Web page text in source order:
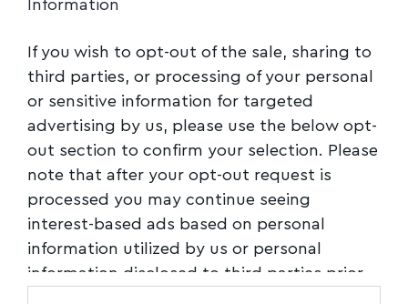
Information
If you wish to opt-out of the sale, sharing to
third parties, or processing of your personal
or sensitive information for targeted
advertising by us, please use the below opt-
out section to confirm your selection. Please
note that after your opt-out request is
processed you may continue seeing
interest-based ads based on personal
information utilized by us or personal
information disclosed to third parties prior